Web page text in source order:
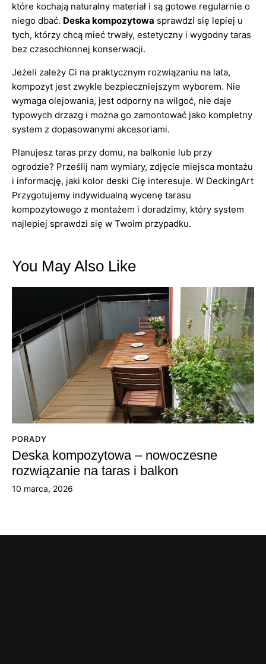
które kochają naturalny materiał i są gotowe regularnie o
niego dbać. Deska kompozytowa sprawdzi się lepiej u
tych, którzy chcą mieć trwały, estetyczny i wygodny taras
bez czasochłonnej konserwacji.
Jeżeli zależy Ci na praktycznym rozwiązaniu na lata,
kompozyt jest zwykle bezpieczniejszym wyborem. Nie
wymaga olejowania, jest odporny na wilgoć, nie daje
typowych drzazg i można go zamontować jako kompletny
system z dopasowanymi akcesoriami.
Planujesz taras przy domu, na balkonie lub przy
ogrodzie? Prześlij nam wymiary, zdjęcie miejsca montażu
i informację, jaki kolor deski Cię interesuje. W DeckingArt
Przygotujemy indywidualną wycenę tarasu
kompozytowego z montażem i doradzimy, który system
najlepiej sprawdzi się w Twoim przypadku.
You May Also Like
PORADY
Deska kompozytowa – nowoczesne
rozwiązanie na taras i balkon
10 marca, 2026